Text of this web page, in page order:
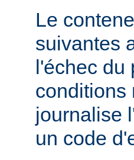
Le
suivantes
l'échec du
conditions
journalise
un code